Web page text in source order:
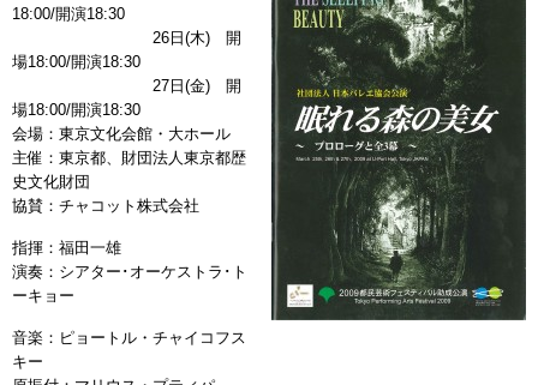
18:00/開演18:30
26日(木) 開
場18:00/開演18:30
27日(金) 開
場18:00/開演18:30
会場：東京文化会館・大ホール
主催：東京都、財団法人東京都歴
史文化財団
協賛：チャコット株式会社
指揮：福田一雄
演奏：シアター･オーケストラ･ト
ーキョー
音楽：ピョートル・チャイコフス
キー